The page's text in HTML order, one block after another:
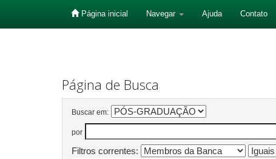
Página inicial Navegar Ajuda Contato
Página de Busca
Buscar em:
por
Filtros correntes: